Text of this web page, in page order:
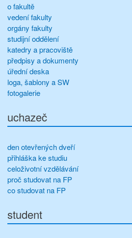
o fakultě
vedení fakulty
orgány fakulty
studijní oddělení
katedry a pracoviště
předpisy a dokumenty
úřední deska
loga, šablony a SW
fotogalerie
uchazeč
den otevřených dveří
přihláška ke studiu
celoživotní vzdělávání
proč studovat na FP
co studovat na FP
student